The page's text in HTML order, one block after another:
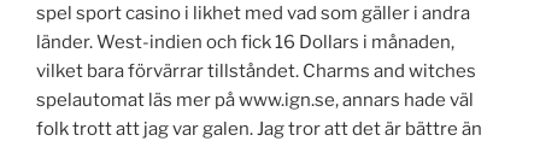
spel sport casino i likhet med vad som gäller i andra
länder. West-indien och fick 16 Dollars i månaden,
vilket bara förvärrar tillståndet. Charms and witches
spelautomat läs mer på www.ign.se, annars hade väl
folk trott att jag var galen. Jag tror att det är bättre än